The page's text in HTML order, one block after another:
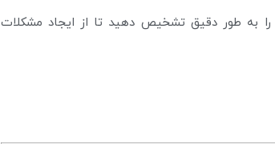
را به طور دقیق تشخیص دهید تا از ایجاد مشکلات